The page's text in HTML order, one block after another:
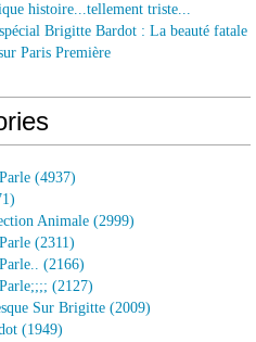
histoire...tellement triste...
Brigitte Bardot : La beauté fatale
Paris Première
(4937)
Animale (2999)
(2311)
(2166)
(2127)
Sur Brigitte (2009)
(1949)